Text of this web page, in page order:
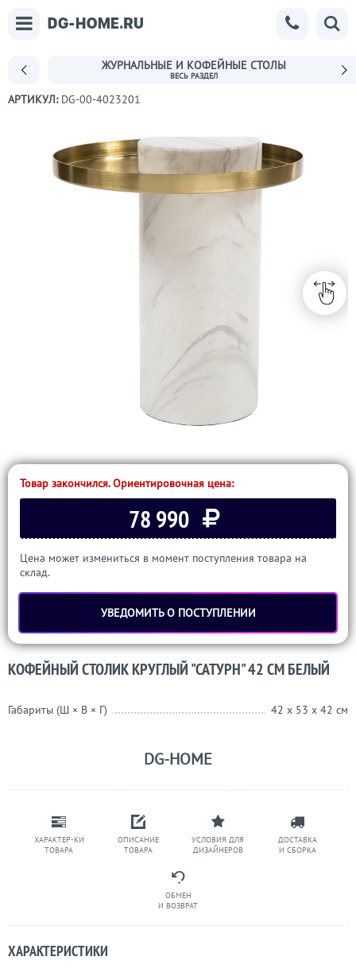
ЖУРНАЛЬНЫЕ И КОФЕЙНЫЕ СТОЛЫ
АРТИКУЛ: DG-00-4023201
ХАРАКТЕР-КИ
ТОВАРА
ОПИСАНИЕ
ТОВАРА
УСЛОВИЯ ДЛЯ
ДИЗАЙНЕРОВ
ДОСТАВКА
И СБОРКА
ОБМЕН
И ВОЗВРАТ
Товар закончился. Ориентировочная цена:
78 990
Цена может измениться в момент поступления товара на
склад.
УВЕДОМИТЬ О ПОСТУПЛЕНИИ
КОФЕЙНЫЙ СТОЛИК КРУГЛЫЙ "САТУРН" 42 СМ БЕЛЫЙ
Габариты (Ш × В × Г) 42 x 53 x 42 см
DG-HOME
ХАРАКТЕРИСТИКИ